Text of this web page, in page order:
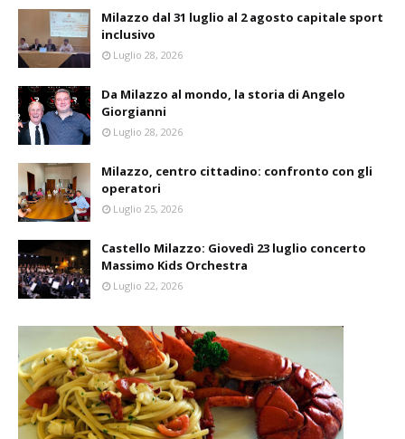
Milazzo dal 31 luglio al 2 agosto capitale sport
inclusivo
Luglio 28, 2026
Da Milazzo al mondo, la storia di Angelo
Giorgianni
Luglio 28, 2026
Milazzo, centro cittadino: confronto con gli
operatori
Luglio 25, 2026
Castello Milazzo: Giovedì 23 luglio concerto
Massimo Kids Orchestra
Luglio 22, 2026